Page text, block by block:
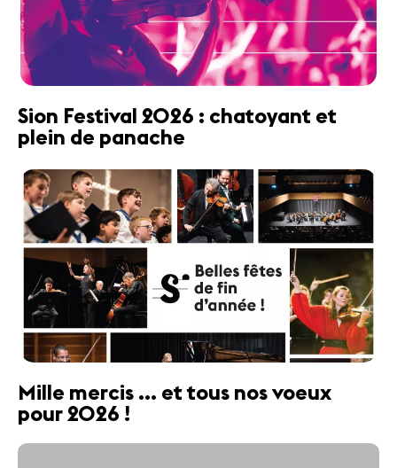
Sion Festival 2026 : chatoyant et
plein de panache
Mille mercis ... et tous nos voeux
pour 2026 !